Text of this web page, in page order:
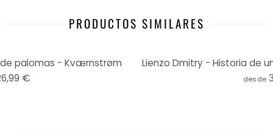
PRODUCTOS SIMILARES
palomas - Kværnstrøm
€
Lienzo Dmitry - Historia de
desde